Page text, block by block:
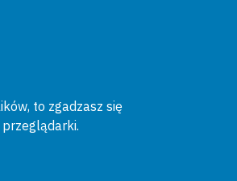
to zgadzasz się
przeglądarki.